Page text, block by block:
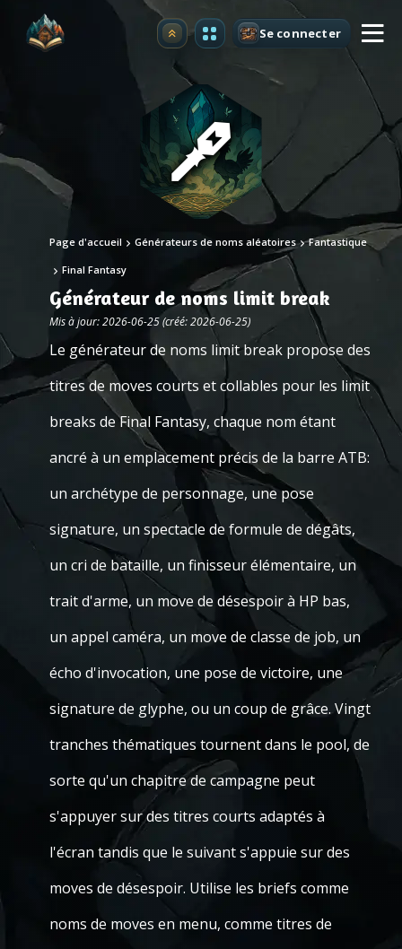
Premium Se connecter
Page d'accueil Générateurs de noms aléatoires Fantastique
Final Fantasy
Générateur de noms limit break
Mis à jour: 2026-06-25 (créé: 2026-06-25)
Le générateur de noms limit break propose des
titres de moves courts et collables pour les limit
breaks de Final Fantasy, chaque nom étant
ancré à un emplacement précis de la barre ATB:
un archétype de personnage, une pose
signature, un spectacle de formule de dégâts,
un cri de bataille, un finisseur élémentaire, un
trait d'arme, un move de désespoir à HP bas,
un appel caméra, un move de classe de job, un
écho d'invocation, une pose de victoire, une
signature de glyphe, ou un coup de grâce. Vingt
tranches thématiques tournent dans le pool, de
sorte qu'un chapitre de campagne peut
s'appuyer sur des titres courts adaptés à
l'écran tandis que le suivant s'appuie sur des
moves de désespoir. Utilise les briefs comme
noms de moves en menu, comme titres de